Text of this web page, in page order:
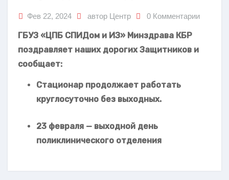
Фев 22, 2024 автор Центр 0 Комментарии
ГБУЗ «ЦПБ СПИДом и ИЗ» Минздрава КБР
поздравляет наших дорогих Защитников и
сообщает:
Стационар продолжает работать
круглосуточно без выходных.
23 февраля — выходной день
поликлинического отделения